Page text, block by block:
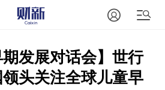
期发展对话会】世行
头关注全球儿童早